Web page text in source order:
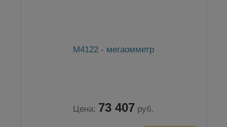
М4122 - мегаомметр
Цена: 73 407 руб.